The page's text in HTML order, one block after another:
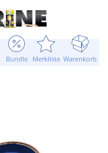
Bundle Merkliste Warenkorb